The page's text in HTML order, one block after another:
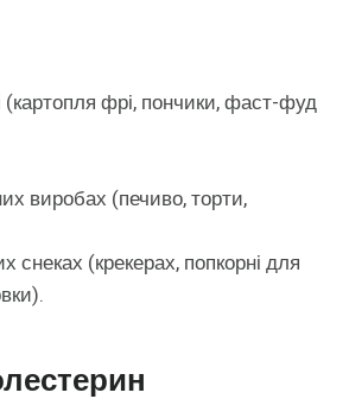
(картопля фрі, пончики, фаст-фуд
виробах (печиво, торти,
снеках (крекерах, попкорні для